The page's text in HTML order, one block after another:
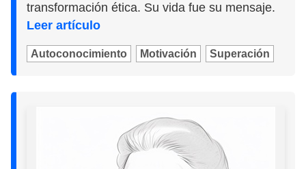
transformación ética. Su vida fue su mensaje.
Leer artículo
Autoconocimiento Motivación Superación